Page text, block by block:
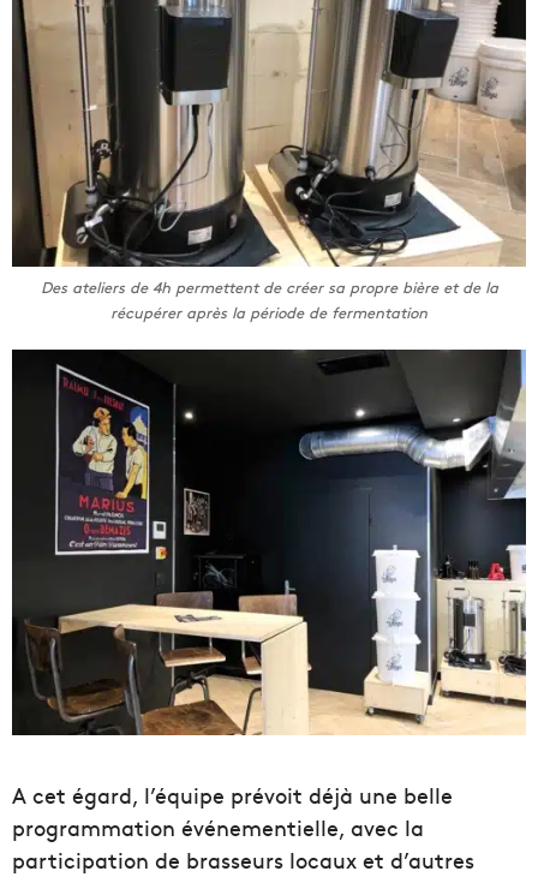
Des ateliers de 4h permettent de créer sa propre bière et de la
récupérer après la période de fermentation
A cet égard, l’équipe prévoit déjà une belle
programmation événementielle, avec la
participation de brasseurs locaux et d’autres